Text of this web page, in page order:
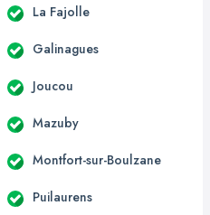
La Fajolle
Galinagues
Joucou
Mazuby
Montfort-sur-Boulzane
Puilaurens